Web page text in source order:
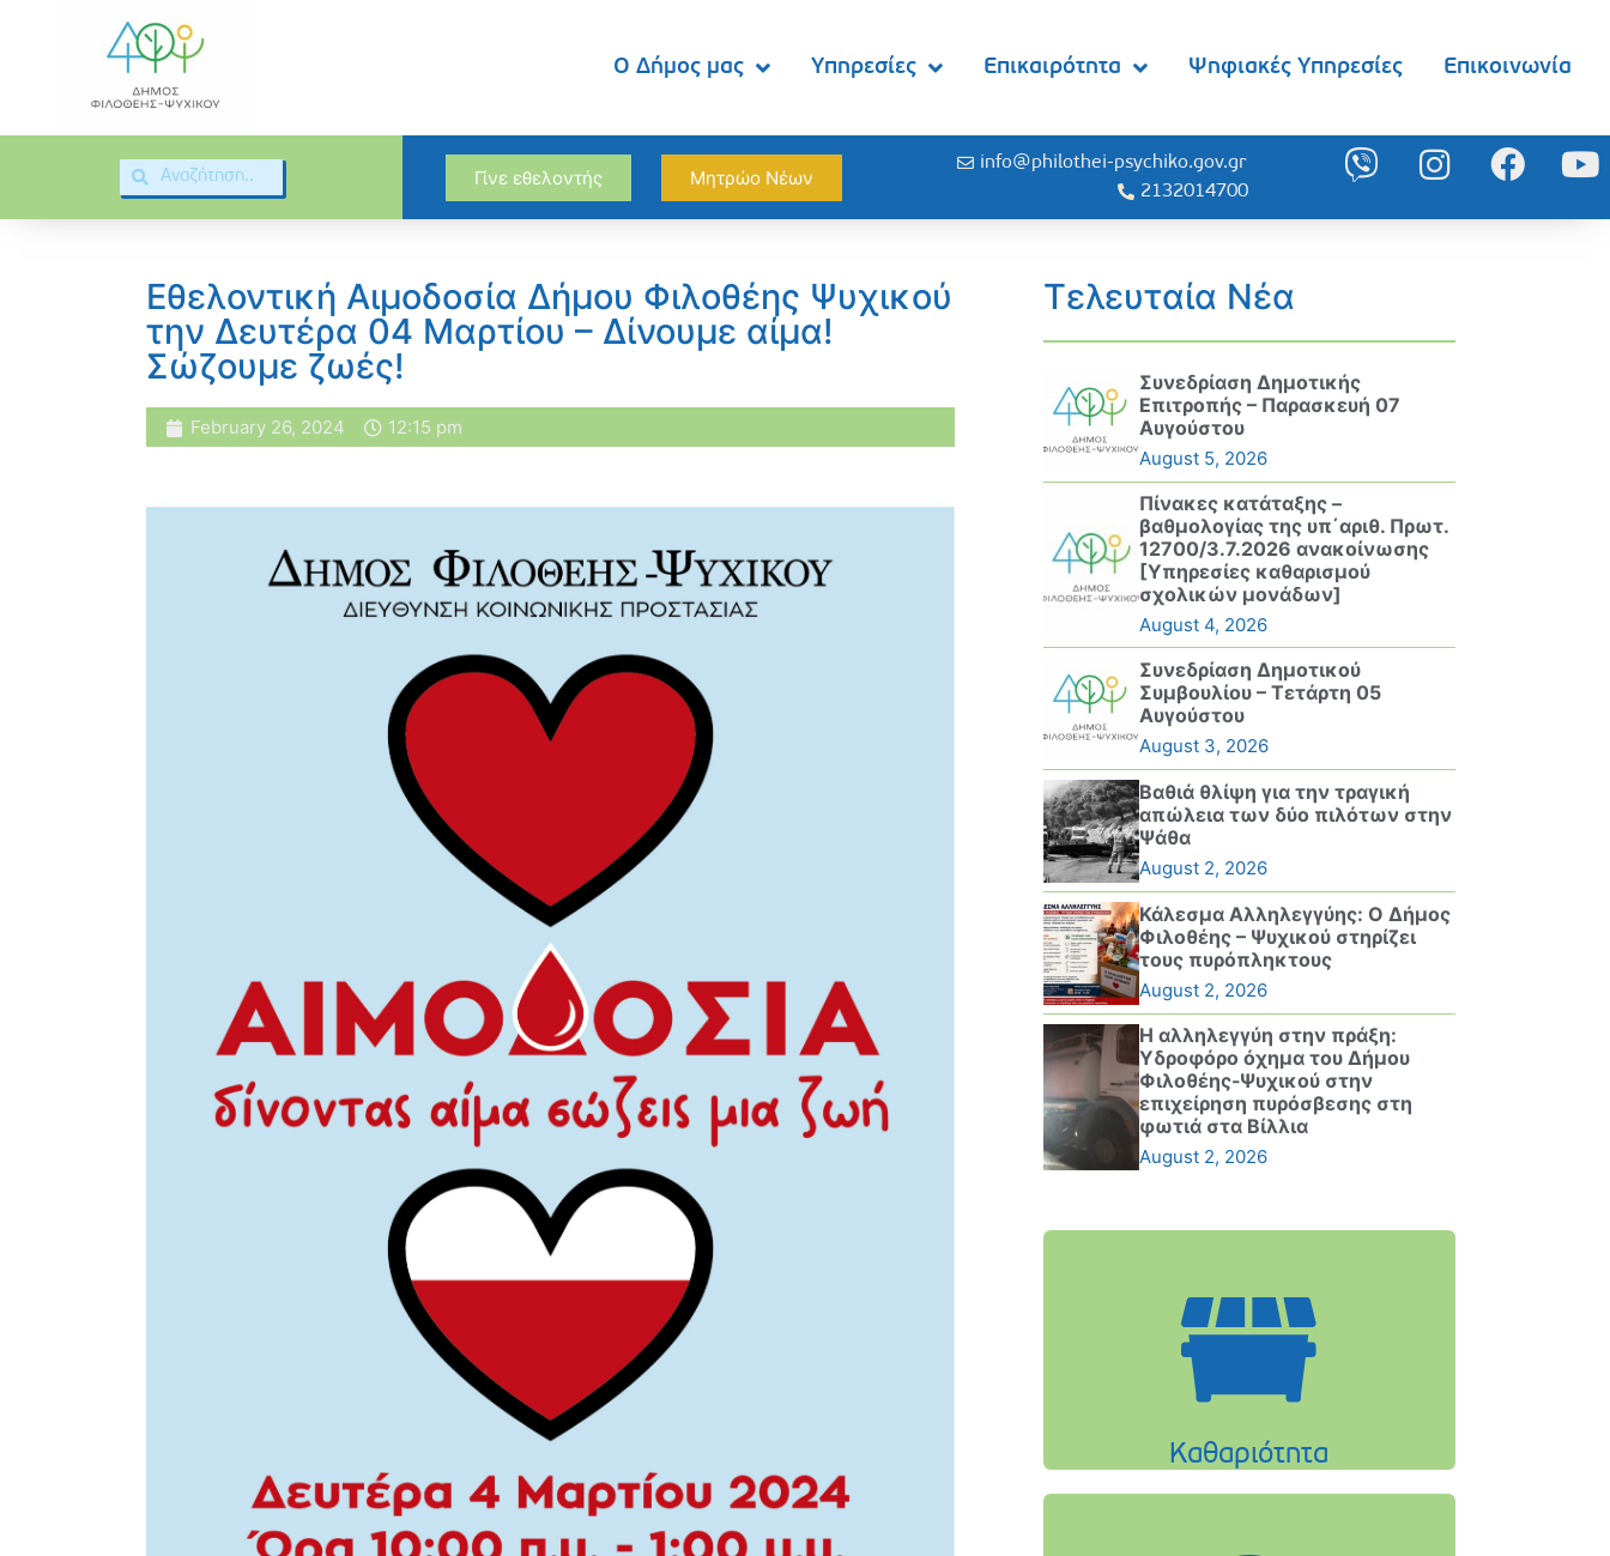
Ο Δήμος μας Υπηρεσίες Επικαιρότητα Ψηφιακές Υπηρεσίες Επικοινωνία
Γίνε εθελοντής Μητρώο Νέων
info@philothei-psychiko.gov.gr
2132014700
Εθελοντική Αιμοδοσία Δήμου Φιλοθέης Ψυχικού
την Δευτέρα 04 Μαρτίου – Δίνουμε αίμα!
Σώζουμε ζωές!
February 26, 2024 12:15 pm
Τελευταία Νέα
Συνεδρίαση Δημοτικής
Επιτροπής – Παρασκευή 07
Αυγούστου
August 5, 2026
Πίνακες κατάταξης –
βαθμολογίας της υπ΄αριθ. Πρωτ.
12700/3.7.2026 ανακοίνωσης
[Υπηρεσίες καθαρισμού
σχολικών μονάδων]
August 4, 2026
Συνεδρίαση Δημοτικού
Συμβουλίου – Τετάρτη 05
Αυγούστου
August 3, 2026
Βαθιά θλίψη για την τραγική
απώλεια των δύο πιλότων στην
Ψάθα
August 2, 2026
Κάλεσμα Αλληλεγγύης: Ο Δήμος
Φιλοθέης – Ψυχικού στηρίζει
τους πυρόπληκτους
August 2, 2026
Η αλληλεγγύη στην πράξη:
Υδροφόρο όχημα του Δήμου
Φιλοθέης-Ψυχικού στην
επιχείρηση πυρόσβεσης στη
φωτιά στα Βίλλια
August 2, 2026